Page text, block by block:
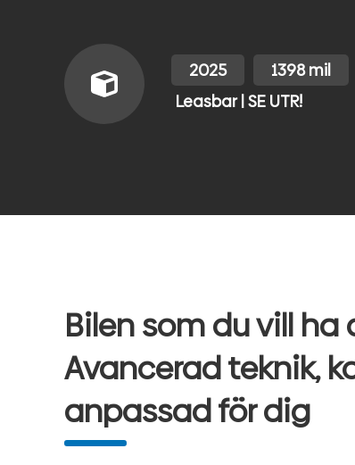
2025 1398 mil
Leasbar | SE UTR!
Bilen som du vill ha
Avancerad teknik,
anpassad för dig